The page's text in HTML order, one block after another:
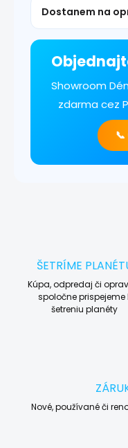
Dostanem na
Showroom
zdarma cez
ŠETRÍME
Kúpa, odpredaj či
spoločne prispejeme
šetreniu planéty
Nové, používané či